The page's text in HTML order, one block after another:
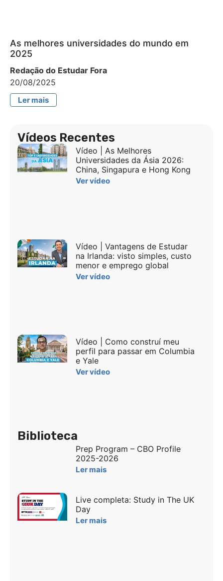
As melhores universidades do mundo em
2025
Redação do Estudar Fora
20/08/2025
Ler mais
Vídeos Recentes
Vídeo | As Melhores
Universidades da Ásia 2026:
China, Singapura e Hong Kong
Ver vídeo
Vídeo | Vantagens de Estudar
na Irlanda: visto simples, custo
menor e emprego global
Ver vídeo
Vídeo | Como construí meu
perfil para passar em Columbia
e Yale
Ver vídeo
Biblioteca
Prep Program – CBO Profile
2025-2026
Ler mais
Live completa: Study in The UK
Day
Ler mais